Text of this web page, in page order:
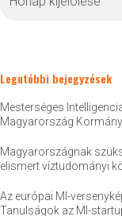
Legutóbbi bejegyzések
Mesterséges
Magyarország
Magyarországnak
elismert víztudományi
Az európai MI-
Tanulságok az MI-